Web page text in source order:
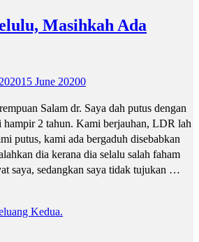
Masihkah Ada
15 June 20200
Salam dr. Saya dah putus dengan
hampir 2 tahun. Kami berjauhan, LDR lah
putus, kami ada bergaduh disebabkan
dia kerana dia selalu salah faham
saya, sedangkan saya tidak tujukan …